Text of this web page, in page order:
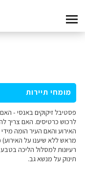
מומחי תיירות
פסטיבל זיקוקים באנסי -
לרכוש כרטיסים. האם צריך
האירוע והאם העיר הומה
מראש ללא שיענו על
רעיונות למסלול הליכה
תינוק על מנשא גב.